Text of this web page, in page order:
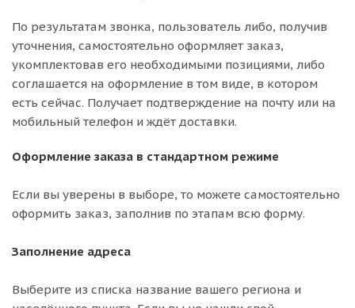
По результатам звонка, пользователь либо, получив
уточнения, самостоятельно оформляет заказ,
укомплектовав его необходимыми позициями, либо
соглашается на оформление в том виде, в котором
есть сейчас. Получает подтверждение на почту или на
мобильный телефон и ждёт доставки.
Оформление заказа в стандартном режиме
Если вы уверены в выборе, то можете самостоятельно
оформить заказ, заполнив по этапам всю форму.
Заполнение адреса
Выберите из списка название вашего региона и